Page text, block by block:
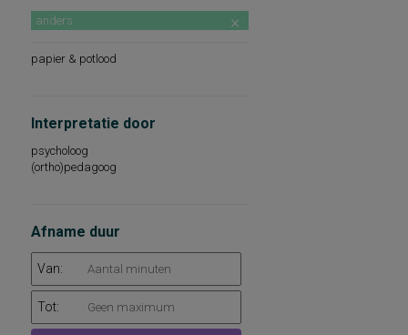
anders
papier & potlood
Interpretatie door
psycholoog
(ortho)pedagoog
Afname duur
Van:
Tot: